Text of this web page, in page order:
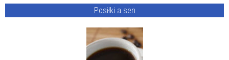
Posiłki a sen